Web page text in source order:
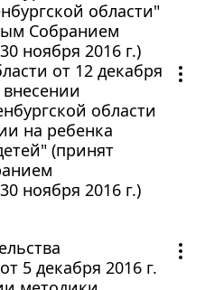
области"
Собранием
ноября 2016 г.)
от 12 декабря
области
на ребенка
(принят
ноября 2016 г.)
5 декабря 2016 г.